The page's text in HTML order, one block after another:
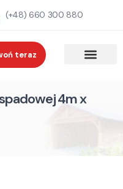
(+48) 660 300 880
teraz
4m x